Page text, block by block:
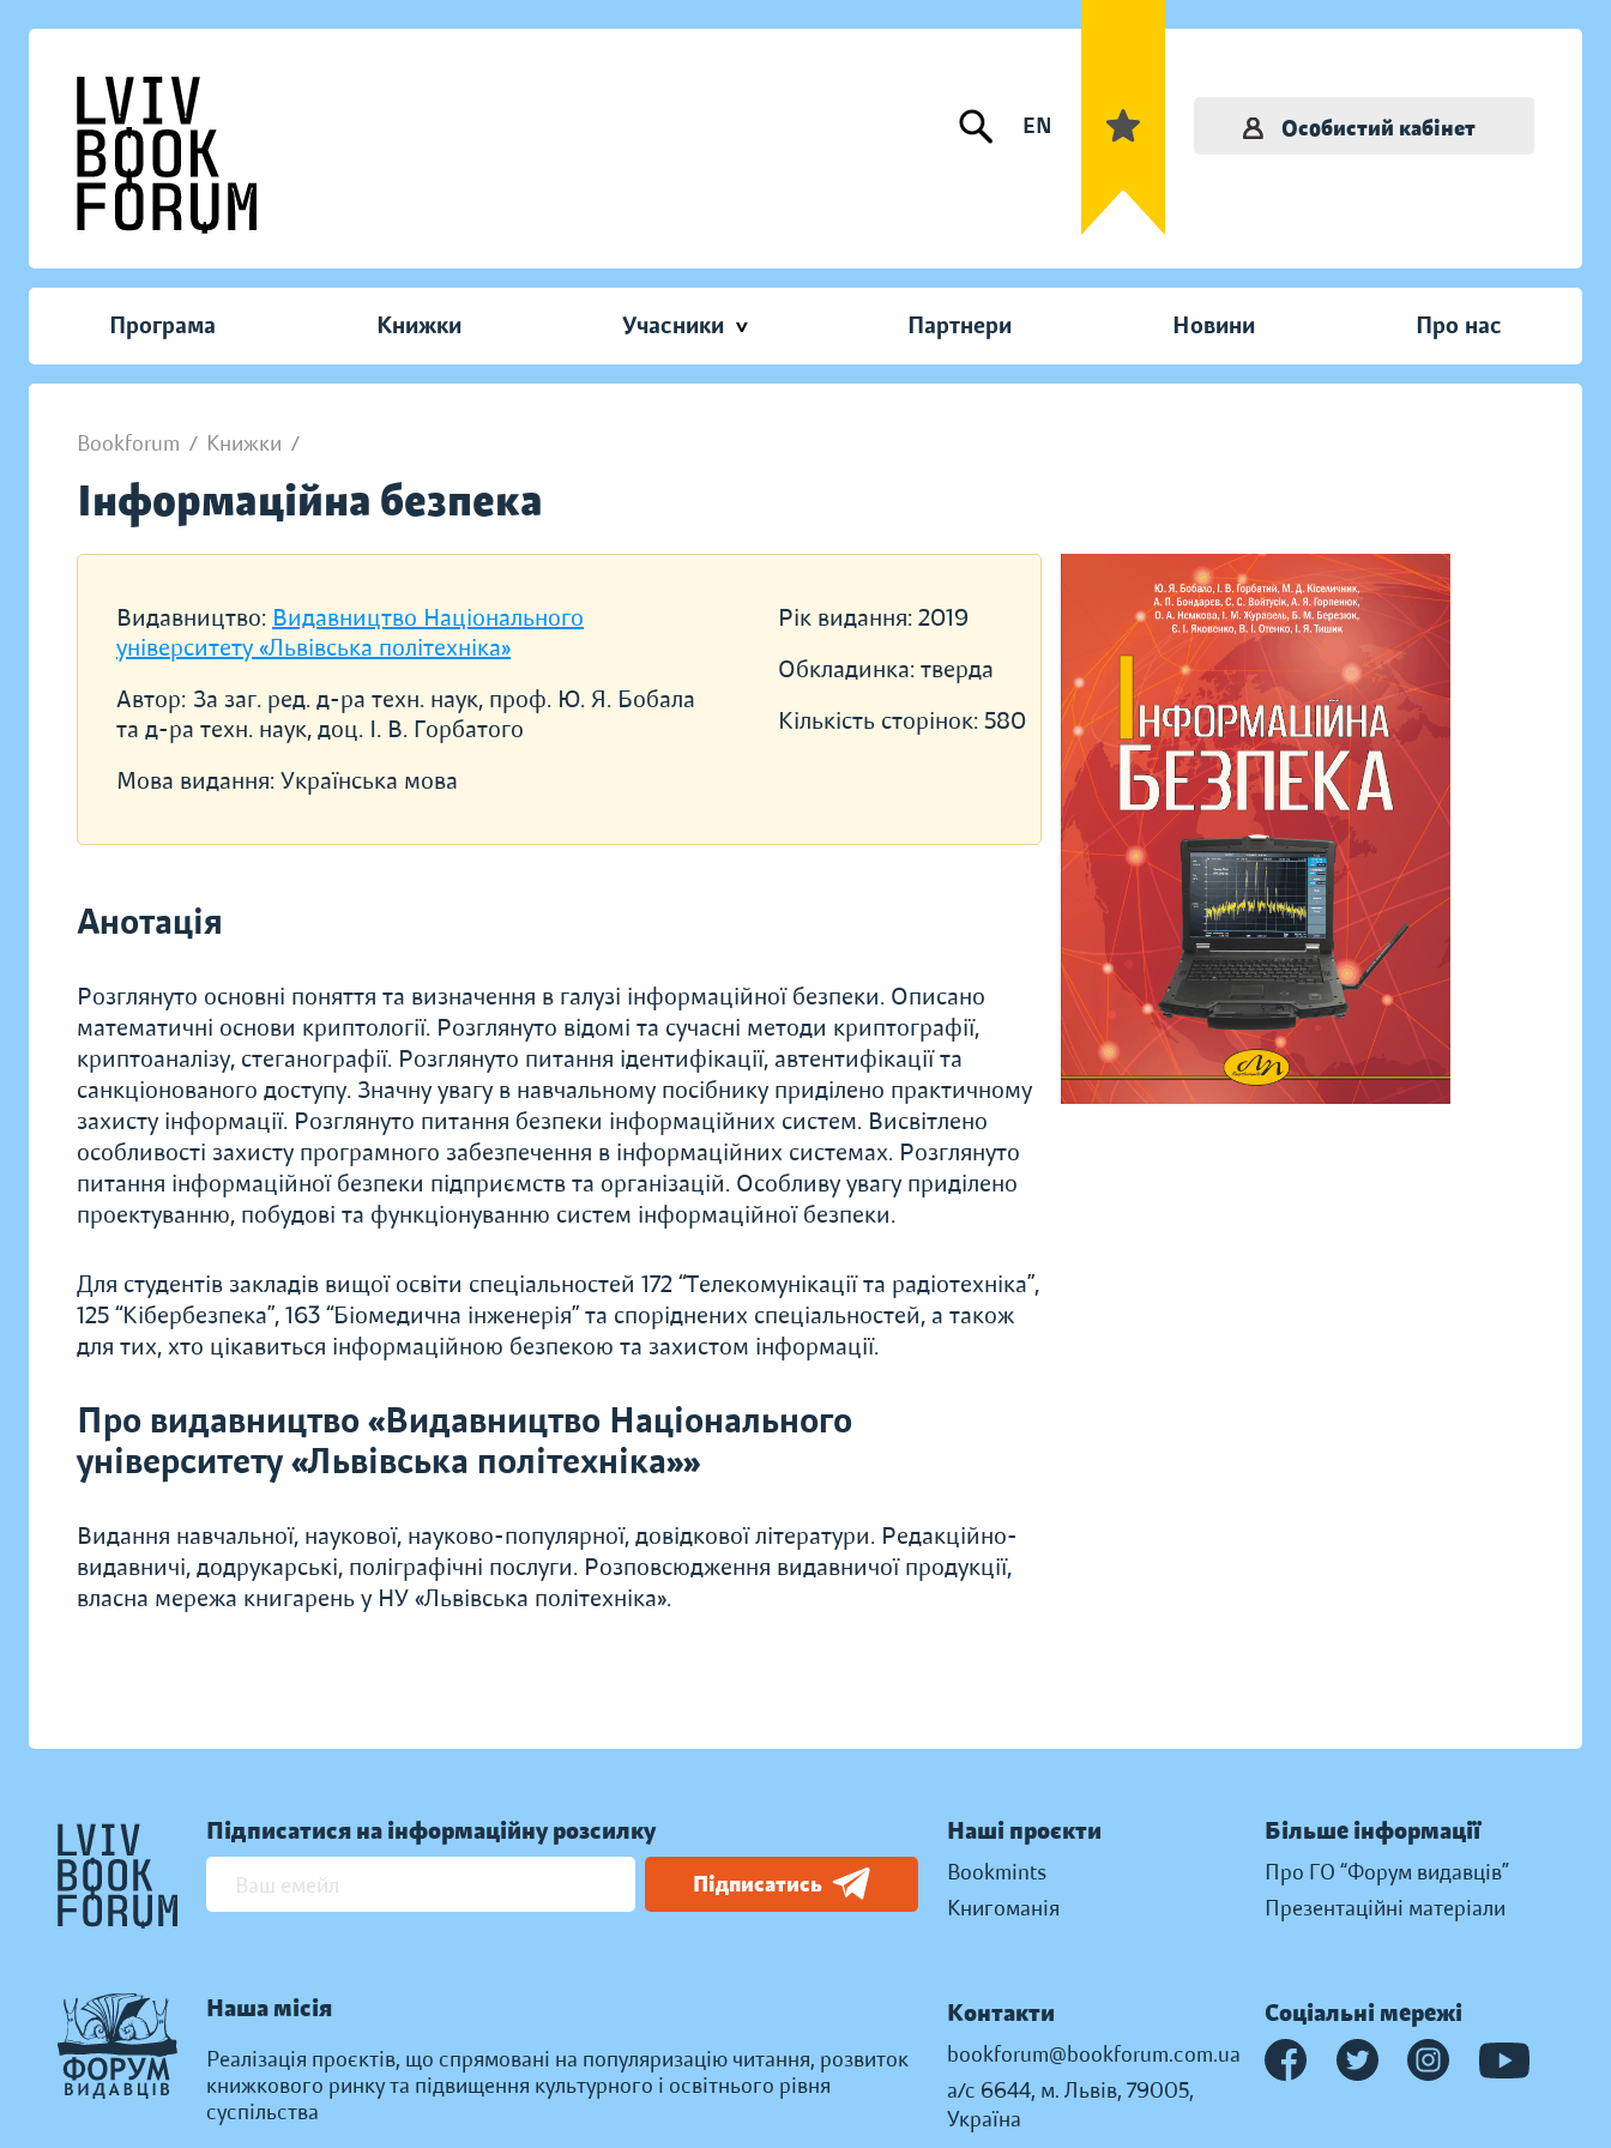
EN Особистий кабінет
Програма Книжки Учасники Партнери Новини Про нас
Bookforum / Книжки /
Інформаційна безпека
Видавництво: Видавництво Національного
університету «Львівська політехніка»
Автор: За заг. ред. д-ра техн. наук, проф. Ю. Я. Бобала
та д-ра техн. наук, доц. І. В. Горбатого
Мова видання: Українська мова
Рік видання: 2019
Обкладинка: тверда
Кількість сторінок: 580
Анотація
Розглянуто основні поняття та визначення в галузі інформаційної безпеки. Описано
математичні основи криптології. Розглянуто відомі та сучасні методи криптографії,
криптоаналізу, стеганографії. Розглянуто питання ідентифікації, автентифікації та
санкціонованого доступу. Значну увагу в навчальному посібнику приділено практичному
захисту інформації. Розглянуто питання безпеки інформаційних систем. Висвітлено
особливості захисту програмного забезпечення в інформаційних системах. Розглянуто
питання інформаційної безпеки підприємств та організацій. Особливу увагу приділено
проектуванню, побудові та функціонуванню систем інформаційної безпеки.
Для студентів закладів вищої освіти спеціальностей 172 “Телекомунікації та радіотехніка”,
125 “Кібербезпека”, 163 “Біомедична інженерія” та споріднених спеціальностей, а також
для тих, хто цікавиться інформаційною безпекою та захистом інформації.
Про видавництво «Видавництво Національного
університету «Львівська політехніка»»
Видання навчальної, наукової, науково-популярної, довідкової літератури. Редакційно-
видавничі, додрукарські, поліграфічні послуги. Розповсюдження видавничої продукції,
власна мережа книгарень у НУ «Львівська політехніка».
Підписатися на інформаційну розсилку
Підписатись
Наша місія
Реалізація проєктів, що спрямовані на популяризацію читання, розвиток
книжкового ринку та підвищення культурного і освітнього рівня
суспільства
Наші проєкти
Bookmints
Книгоманія
Більше інформації
Про ГО “Форум видавців”
Презентаційні матеріали
Контакти
bookforum@bookforum.com.ua
а/с 6644, м. Львів, 79005,
Україна
Соціальні мережі